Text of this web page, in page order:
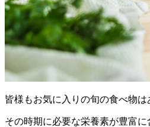
皆様もお気に入りの旬の食べ物は
その時期に必要な栄養素が豊富